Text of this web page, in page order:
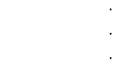
•
•
•